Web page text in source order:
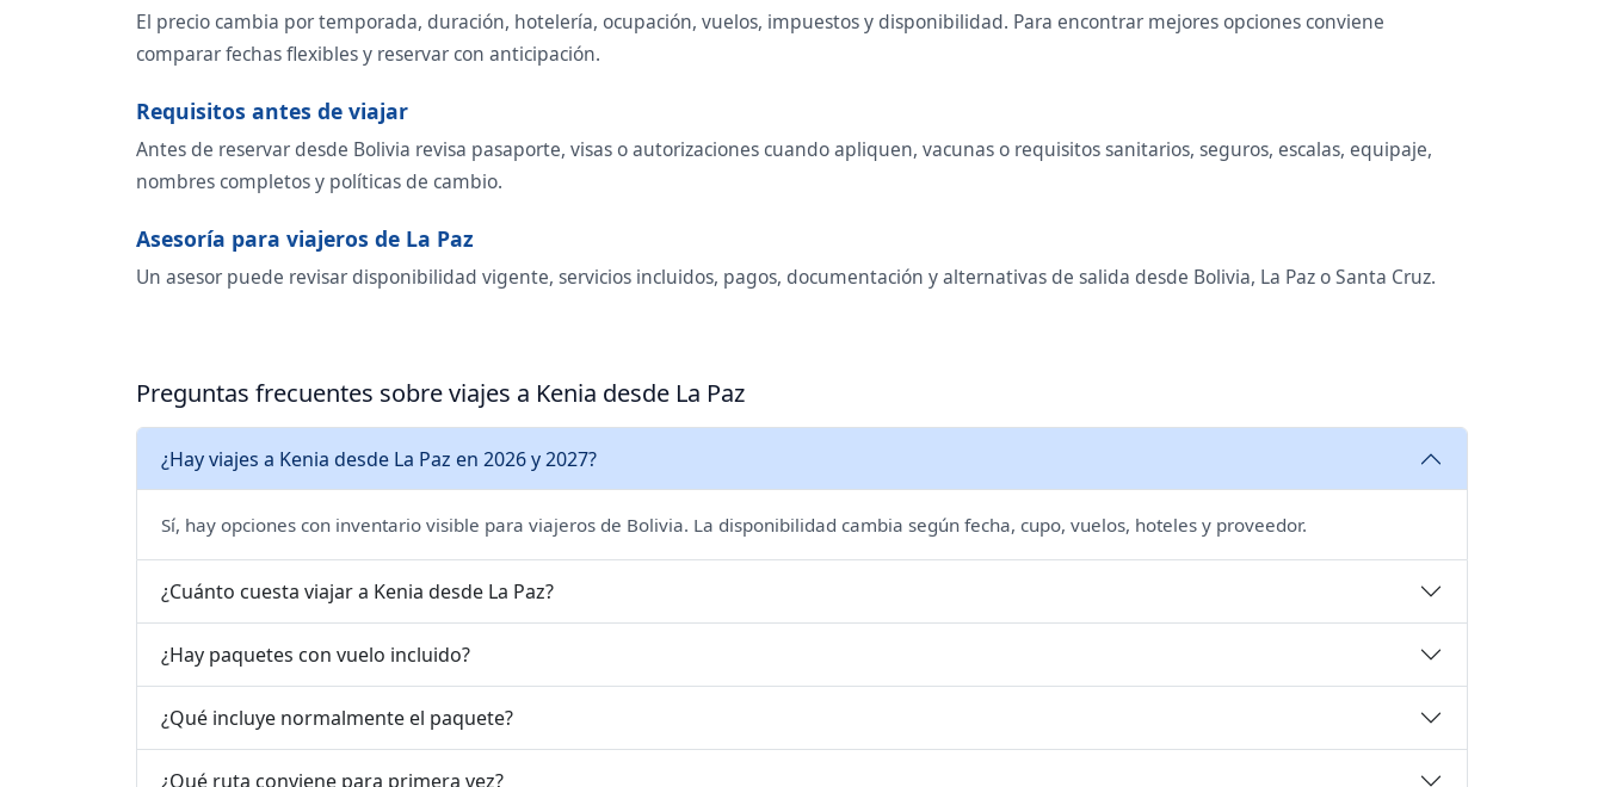
El precio cambia por temporada, duración, hotelería, ocupación, vuelos, impuestos y disponibilidad. Para encontrar mejores opciones conviene
comparar fechas flexibles y reservar con anticipación.
Requisitos antes de viajar
Antes de reservar desde Bolivia revisa pasaporte, visas o autorizaciones cuando apliquen, vacunas o requisitos sanitarios, seguros, escalas, equipaje,
nombres completos y políticas de cambio.
Asesoría para viajeros de La Paz
Un asesor puede revisar disponibilidad vigente, servicios incluidos, pagos, documentación y alternativas de salida desde Bolivia, La Paz o Santa Cruz.
Preguntas frecuentes sobre viajes a Kenia desde La Paz
¿Hay viajes a Kenia desde La Paz en 2026 y 2027?
Sí, hay opciones con inventario visible para viajeros de Bolivia. La disponibilidad cambia según fecha, cupo, vuelos, hoteles y proveedor.
¿Cuánto cuesta viajar a Kenia desde La Paz?
¿Hay paquetes con vuelo incluido?
¿Qué incluye normalmente el paquete?
¿Qué ruta conviene para primera vez?